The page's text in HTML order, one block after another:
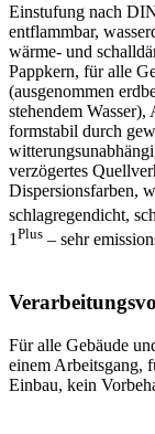
Einstufung nach
entflammbar,
wärme- und
Pappkern, für alle
(ausgenommen
stehendem
formstabil durch
verzögertes
Dispersionsfarben,
schlagregendicht,
1 Plus – sehr
Für alle Gebäude
einem Arbeitsgang,
Einbau, kein